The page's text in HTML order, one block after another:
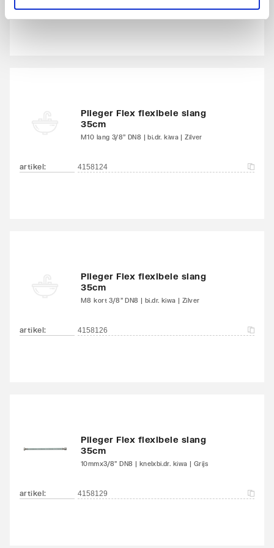
Plieger Flex flexibele slang
35cm
M10 lang 3/8" DN8 | bi.dr. kiwa | Zilver
artikel: 4158124
Plieger Flex flexibele slang
35cm
M8 kort 3/8" DN8 | bi.dr. kiwa | Zilver
artikel: 4158126
Plieger Flex flexibele slang
35cm
10mmx3/8" DN8 | knelxbi.dr. kiwa | Grijs
artikel: 4158129